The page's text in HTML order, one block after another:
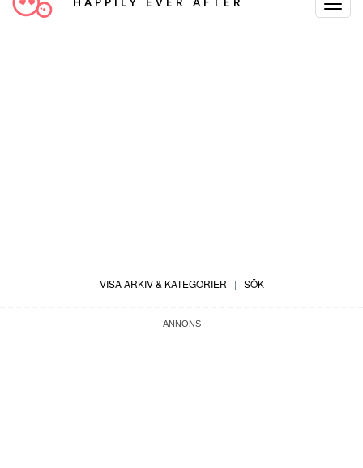
Toggle
VISA ARKIV & KATEGORIER | SÖK